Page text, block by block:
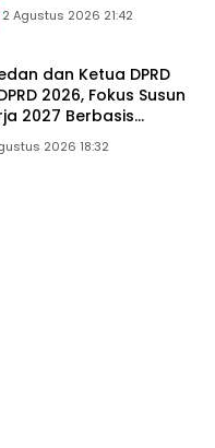
2 Agustus 2026 21:42
dan Ketua DPRD
2026, Fokus Susun
2027 Berbasis
Inovasi
2026 18:32